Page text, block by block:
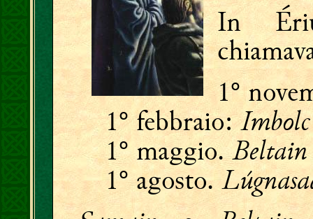
In
1°
1° febbraio:Imbolc
1° maggio.Beltain
1° agosto.